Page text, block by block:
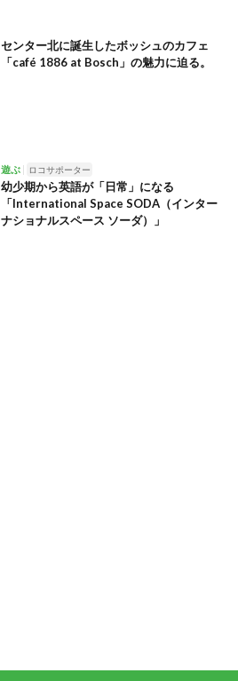
センター北に誕生したボッシュのカフェ
「café 1886 at Bosch」の魅力に迫る。
遊ぶ ロコサポーター
幼少期から英語が「日常」になる
「International Space SODA（インター
ナショナルスペース ソーダ）」